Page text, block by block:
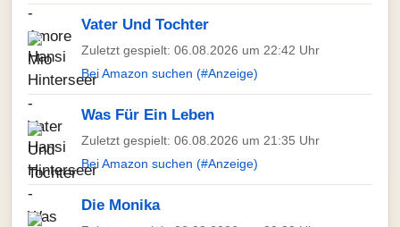
Vater Und Tochter
Zuletzt gespielt: 06.08.2026 um 22:42 Uhr
Bei Amazon suchen (#Anzeige)
Was Für Ein Leben
Zuletzt gespielt: 06.08.2026 um 21:35 Uhr
Bei Amazon suchen (#Anzeige)
Die Monika